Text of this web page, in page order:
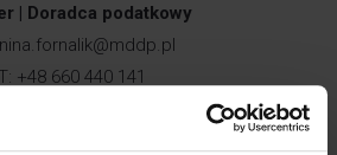
| Doradca podatkowy
T: +48 660 440 141